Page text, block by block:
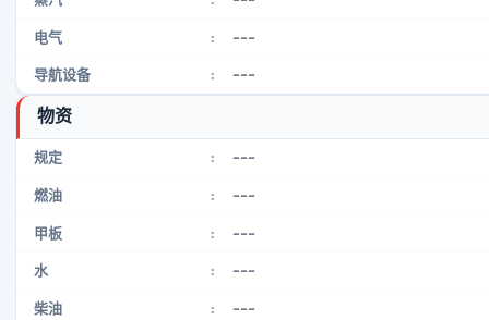
电气 : ---
导航设备 : ---
物资
规定 : ---
燃油 : ---
甲板 : ---
水 : ---
柴油 : ---